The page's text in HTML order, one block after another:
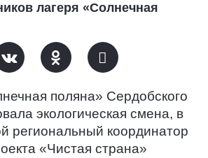
лагеря «Солнечная
поляна» Сердобского
экологическая смена, в
региональный координатор
«Чистая страна»